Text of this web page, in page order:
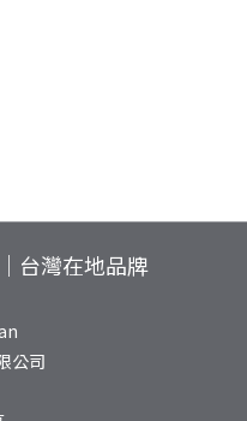
台灣在地品牌
公司